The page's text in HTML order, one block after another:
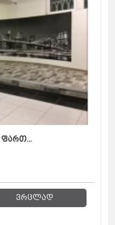
ფართ...
ვრცლად